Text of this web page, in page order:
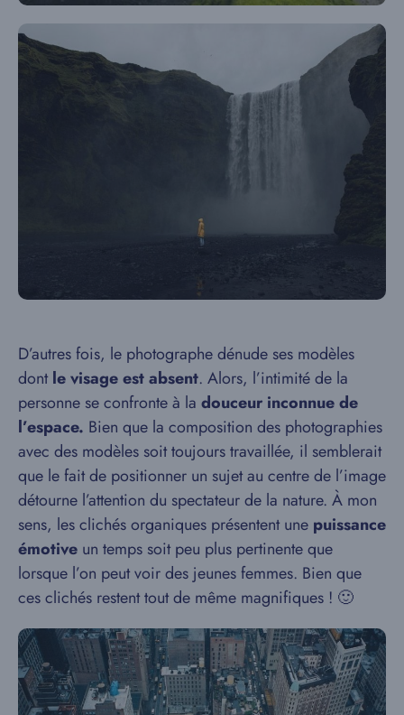
D’autres fois, le photographe dénude ses modèles
dontle visage est absent. Alors, l’intimité de la
personne se confronte à la douceur inconnue de
l’espace. Bien que la composition des photographies
avec des modèles soit toujours travaillée, il semblerait
que le fait de positionner un sujet au centre de l’image
détourne l’attention du spectateur de la nature. À mon
sens, les clichés organiques présentent une puissance
émotive un temps soit peu plus pertinente que
lorsque l’on peut voir des jeunes femmes. Bien que
ces clichés restent tout de même magnifiques ! 🙂